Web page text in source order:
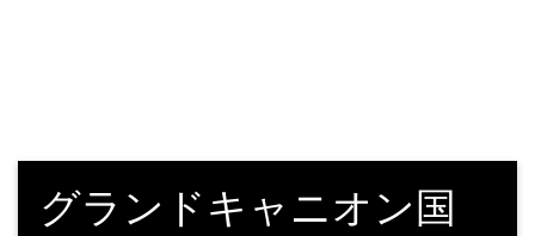
グランドキャニオン国